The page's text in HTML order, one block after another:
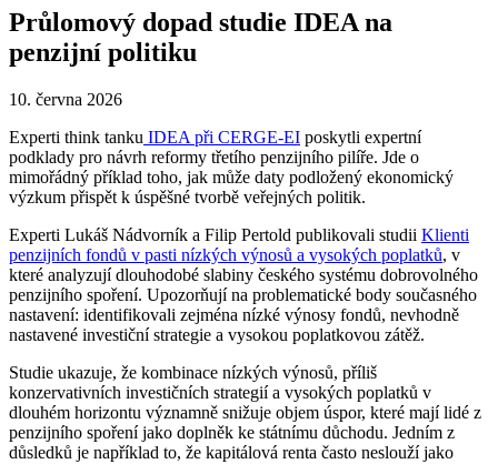
Průlomový dopad studie IDEA na
penzijní politiku
10. června 2026
Experti think tanku IDEA při CERGE-EI poskytli expertní
podklady pro návrh reformy třetího penzijního pilíře. Jde o
mimořádný příklad toho, jak může daty podložený ekonomický
výzkum přispět k úspěšné tvorbě veřejných politik.
Experti Lukáš Nádvorník a Filip Pertold publikovali studii Klienti
penzijních fondů v pasti nízkých výnosů a vysokých poplatků, v
které analyzují dlouhodobé slabiny českého systému dobrovolného
penzijního spoření. Upozorňují na problematické body současného
nastavení: identifikovali zejména nízké výnosy fondů, nevhodně
nastavené investiční strategie a vysokou poplatkovou zátěž.
Studie ukazuje, že kombinace nízkých výnosů, příliš
konzervativních investičních strategií a vysokých poplatků v
dlouhém horizontu významně snižuje objem úspor, které mají lidé z
penzijního spoření jako doplněk ke státnímu důchodu. Jedním z
důsledků je například to, že kapitálová renta často neslouží jako